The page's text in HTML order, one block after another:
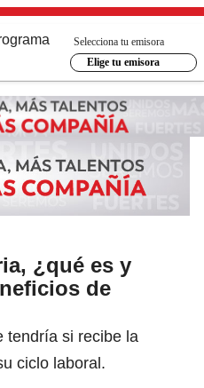
Selecciona tu emisora
Elige tu emisora
¿qué es y
de
tendría si recibe la
ciclo laboral.